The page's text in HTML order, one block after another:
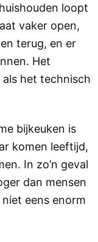
loopt
vaker open,
terug, en er
Het
het technisch
bijkeuken is
komen leeftijd,
In zo’n geval
dan mensen
eens enorm